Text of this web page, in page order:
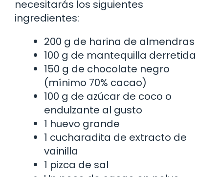
necesitarás los siguientes
ingredientes:
200 g de harina de almendras
100 g de mantequilla derretida
150 g de chocolate negro
(mínimo 70% cacao)
100 g de azúcar de coco o
endulzante al gusto
1 huevo grande
1 cucharadita de extracto de
vainilla
1 pizca de sal